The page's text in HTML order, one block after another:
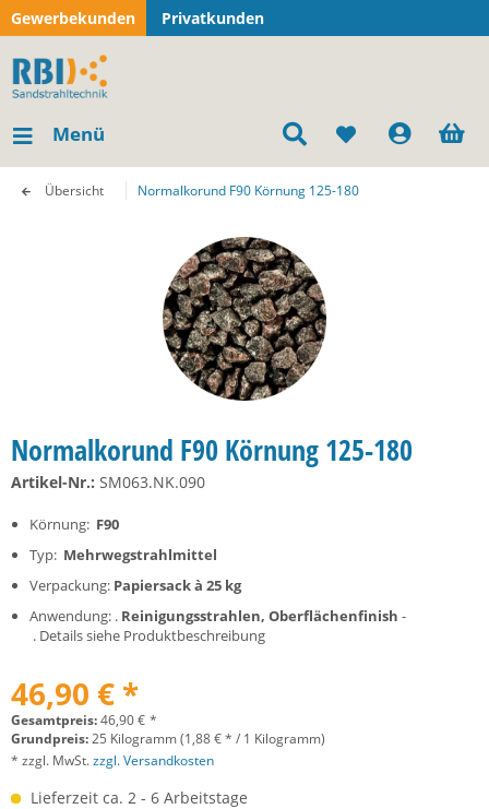
Gewerbekunden Privatkunden
Menü
Übersicht Normalkorund F90 Körnung 125-180
Normalkorund F90 Körnung 125-180
Artikel-Nr.: SM063.NK.090
Körnung: F90
Typ: Mehrwegstrahlmittel
Verpackung: Papiersack à 25 kg
Anwendung: . Reinigungsstrahlen, Oberflächenfinish -
. Details siehe Produktbeschreibung
46,90 € *
Gesamtpreis:46,90€ *
Grundpreis:25 Kilogramm (1,88 € * / 1 Kilogramm)
* zzgl. MwSt.zzgl. Versandkosten
Lieferzeit ca. 2 - 6 Arbeitstage